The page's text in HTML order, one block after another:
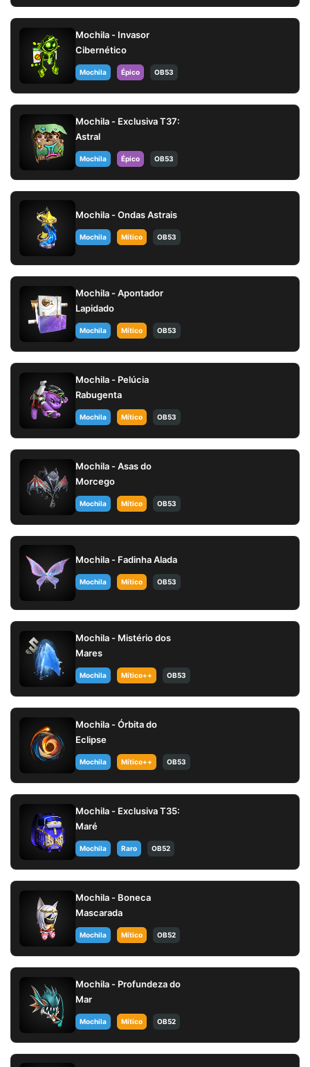
Mochila - Invasor
Cibernético
Mochila Épico OB53
Mochila - Exclusiva T37:
Astral
Mochila Épico OB53
Mochila - Ondas Astrais
Mochila Mítico OB53
Mochila - Apontador
Lapidado
Mochila Mítico OB53
Mochila - Pelúcia
Rabugenta
Mochila Mítico OB53
Mochila - Asas do
Morcego
Mochila Mítico OB53
Mochila - Fadinha Alada
Mochila Mítico OB53
Mochila - Mistério dos
Mares
Mochila Mítico++ OB53
Mochila - Órbita do
Eclipse
Mochila Mítico++ OB53
Mochila - Exclusiva T35:
Maré
Mochila Raro OB52
Mochila - Boneca
Mascarada
Mochila Mítico OB52
Mochila - Profundeza do
Mar
Mochila Mítico OB52